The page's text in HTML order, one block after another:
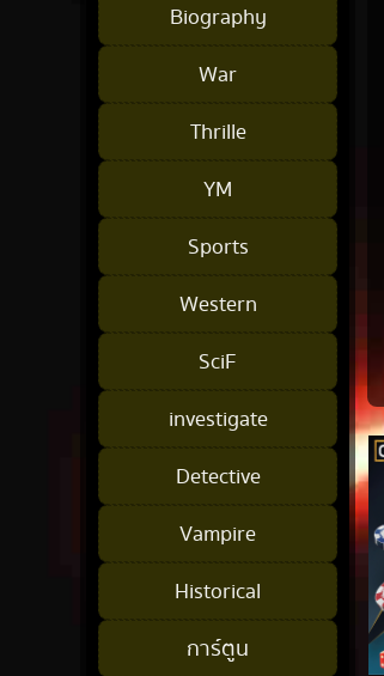
Biography
War
Thrille
YM
Sports
Western
SciF
investigate
Detective
Vampire
Historical
การ์ตูน